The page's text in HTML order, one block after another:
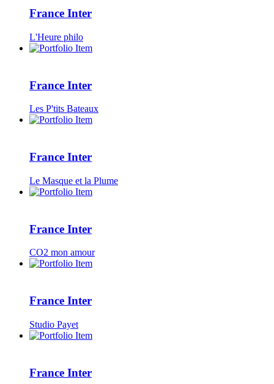
France Inter
L'Heure philo
France Inter
Les P'tits Bateaux
France Inter
Le Masque et la Plume
France Inter
CO2 mon amour
France Inter
Studio Payet
France Inter